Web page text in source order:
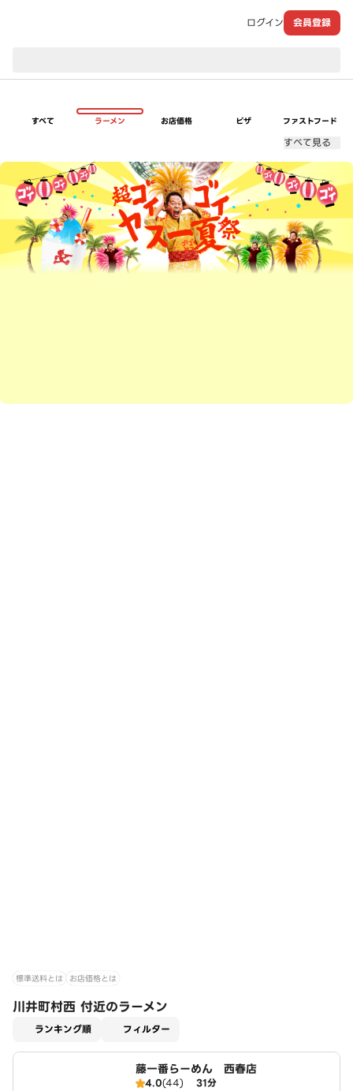
ログイン 会員登録
すべて ラーメン お店価格 ピザ ファストフード
すべて見る
超ゴイゴイヤスー夏祭
標準送料とは お店価格とは
川井町村西 付近のラーメン
ランキング順 フィルター
藤一番らーめん 西春店
4.0(44) 31分